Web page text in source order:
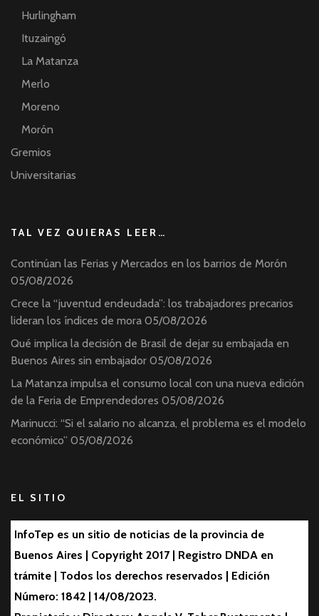
Hurlingham
Ituzaingó
La Matanza
Merlo
Moreno
Morón
Gremios
Universitarias
TAL VEZ QUIERAS LEER…
Continúan las Ferias y Mercados en los barrios de Morón
05/08/2026
Crece la “juventud endeudada”: los trabajadores precarios
lideran los índices de mora 05/08/2026
Qué implica la decisión de Brasil de dejar su embajada en
Buenos Aires sin embajador 05/08/2026
La Matanza impulsa el consumo local con una nueva edición
de la Feria de Emprendedores 05/08/2026
Marinucci: “Si el salario no alcanza, el problema es el modelo
económico” 05/08/2026
EL SITIO
InfoTep es un sitio de noticias de la provincia de
Buenos Aires | Copyright 2017 | Registro DNDA en
trámite | Todos los derechos reservados | Edición
Número: 1842 | 14/08/2023.